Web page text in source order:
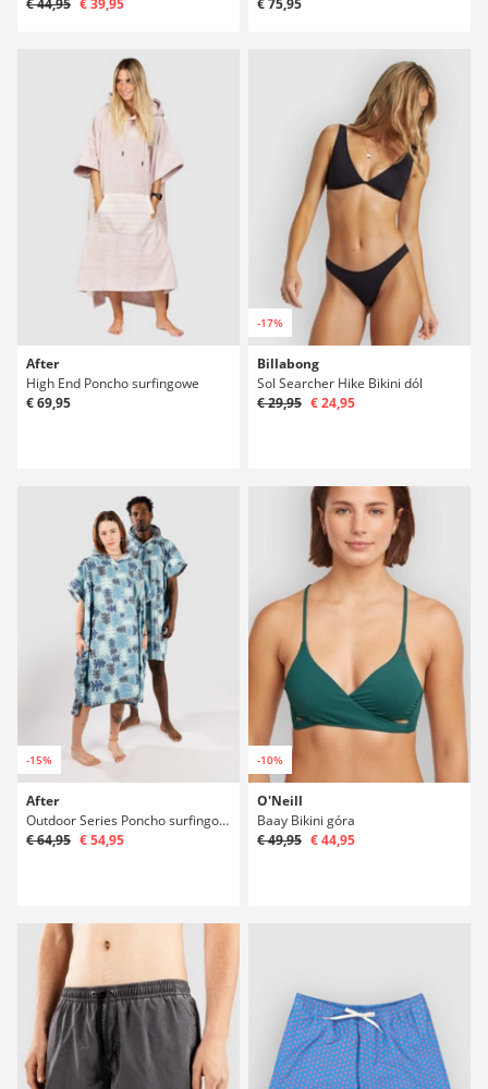
€ 44,95 € 39,95
€ 75,95
After
High End Poncho surfingowe
€ 69,95
-17%
Billabong
Sol Searcher Hike Bikini dól
€ 29,95 € 24,95
-15%
After
Outdoor Series Poncho surfingowe
€ 64,95 € 54,95
-10%
O'Neill
Baay Bikini góra
€ 49,95 € 44,95